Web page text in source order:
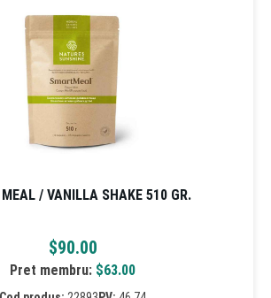
/ VANILLA SHAKE 510 GR.
$90.00
Pret membru: $63.00